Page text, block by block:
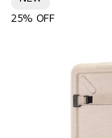
25% OFF